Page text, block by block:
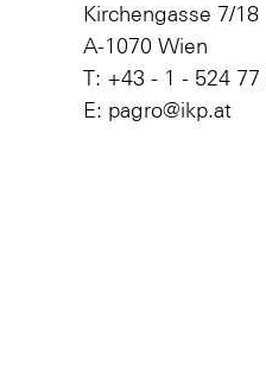
Kirchengasse 7/18
A-1070 Wien
T: +43 - 1 - 524 77
E: pagro@ikp.at